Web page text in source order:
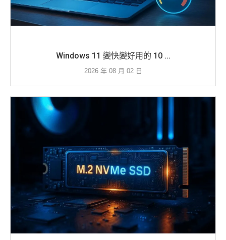
Windows 11 變快變好用的 10 ...
2026 年 08 月 02 日